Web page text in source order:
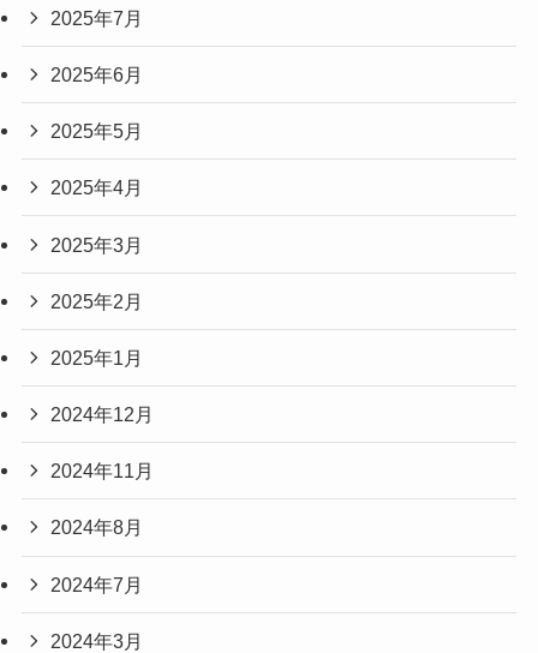
2025年7月
2025年6月
2025年5月
2025年4月
2025年3月
2025年2月
2025年1月
2024年12月
2024年11月
2024年8月
2024年7月
2024年3月